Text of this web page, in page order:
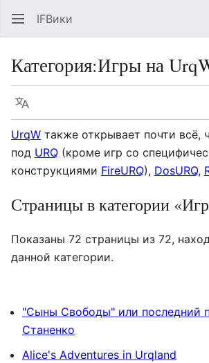
IFВики
Категория:Игры на
Язык
UrqW также открывает почти всё,
под URQ (кроме игр со
конструкциями FireURQ), DosURQ,
Страницы в категории
Показаны 72 страницы из 72,
данной категории.
"Сыны Свободы" или последний
Станенко
Alice's Adventures in Urqland